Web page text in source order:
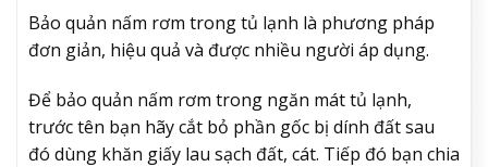
Bảo quản nấm rơm trong tủ lạnh là phương pháp
đơn giản, hiệu quả và được nhiều người áp dụng.
Để bảo quản nấm rơm trong ngăn mát tủ lạnh,
trước tên bạn hãy cắt bỏ phần gốc bị dính đất sau
đó dùng khăn giấy lau sạch đất, cát. Tiếp đó bạn chia